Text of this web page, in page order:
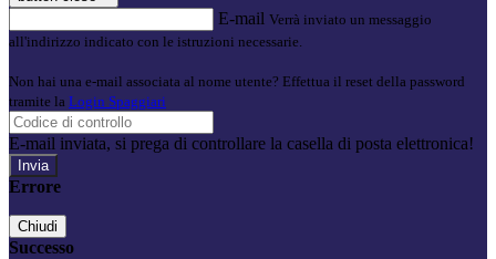
E-mail Verrà inviato un messaggio
all'indirizzo indicato con le istruzioni necessarie.
Non hai una e-mail associata al nome utente? Effettua il reset della password
tramite la Login Spaggiari
E-mail inviata, si prega di controllare la casella di posta elettronica!
Errore
Chiudi
Successo